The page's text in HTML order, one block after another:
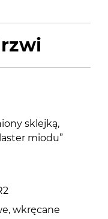
sklejką,
miodu”
wkręcane